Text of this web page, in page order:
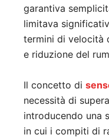
garantiva
limitava
termini di velocità
e riduzione del
Il concetto di
necessità di
introducendo una
in cui i compiti di